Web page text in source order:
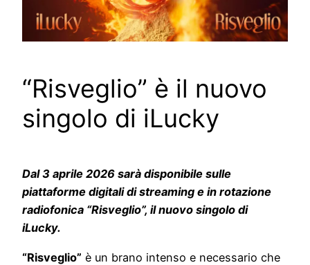
“Risveglio” è il nuovo
singolo di iLucky
Dal 3 aprile 2026 sarà disponibile sulle
piattaforme digitali di streaming e in rotazione
radiofonica “Risveglio”, il nuovo singolo di
iLucky.
“Risveglio” è un brano intenso e necessario che